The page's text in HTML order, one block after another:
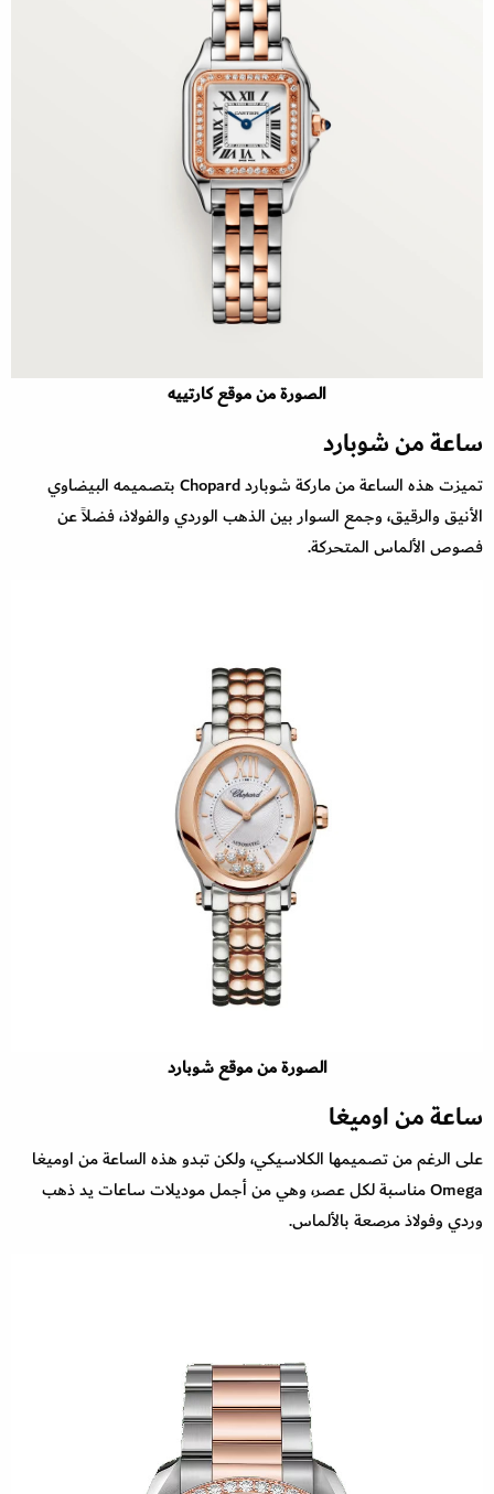
الصورة من موقع كارتييه
ساعة من شوبارد
تميزت هذه الساعة من ماركة شوبارد Chopard بتصميمه البيضاوي
الأنيق والرقيق، وجمع السوار بين الذهب الوردي والفولاذ، فضلاً عن
فصوص الألماس المتحركة.
الصورة من موقع شوبارد
ساعة من اوميغا
على الرغم من تصميمها الكلاسيكي، ولكن تبدو هذه الساعة من اوميغا
Omega مناسبة لكل عصر، وهي من أجمل موديلات ساعات يد ذهب
وردي وفولاذ مرصعة بالألماس.